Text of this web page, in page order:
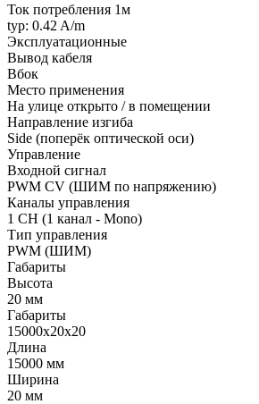
Ток потребления 1м
typ: 0.42 A/m
Эксплуатационные
Вывод кабеля
Вбок
Место применения
На улице открыто / в помещении
Направление изгиба
Side (поперёк оптической оси)
Управление
Входной сигнал
PWM СV (ШИМ по напряжению)
Каналы управления
1 CH (1 канал - Mono)
Тип управления
PWM (ШИМ)
Габариты
Высота
20 мм
Габариты
15000x20x20
Длина
15000 мм
Ширина
20 мм